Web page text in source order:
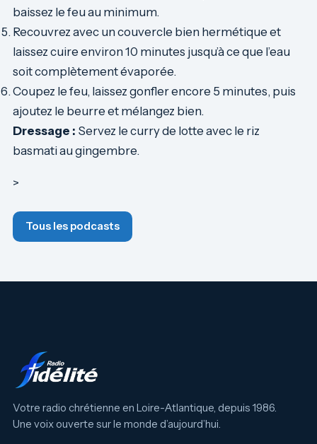
baissez le feu au minimum.
Recouvrez avec un couvercle bien hermétique et
laissez cuire environ 10 minutes jusqu’à ce que l’eau
soit complètement évaporée.
Coupez le feu, laissez gonfler encore 5 minutes, puis
ajoutez le beurre et mélangez bien.
Dressage : Servez le curry de lotte avec le riz
basmati au gingembre.
>
Tous les podcasts
Votre radio chrétienne en Loire-Atlantique, depuis 1986.
Une voix ouverte sur le monde d’aujourd’hui.